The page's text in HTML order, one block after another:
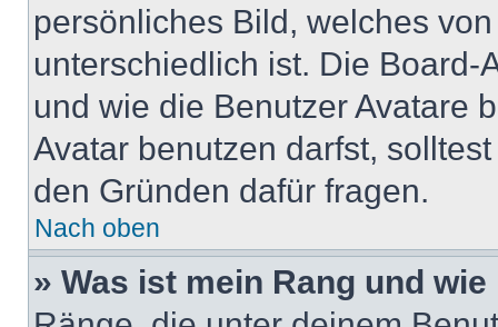
persönliches Bild, welches
unterschiedlich ist. Die
und wie die Benutzer Avatare
Avatar benutzen darfst,
den Gründen dafür fragen.
Nach oben
» Was ist mein Rang und